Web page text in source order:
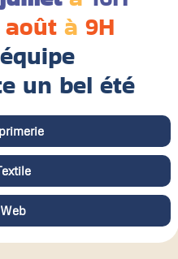
aoûtà 9H
un bel été